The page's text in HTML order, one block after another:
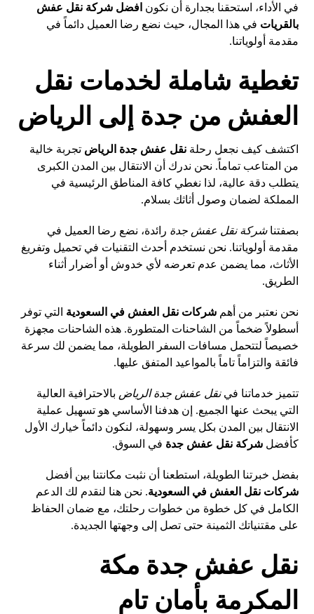
في الأداء، استحقنا بجدارة أن نكون افضل شركة نقل عفش
بالقريات في هذا المجال، حيث نضع رضا العميل دائماً في
مقدمة أولوياتنا.
تغطية شاملة لخدمات نقل
العفش من جدة إلى الرياض
اكتشف كيف نجعل رحلةنقل عفش جدة الرياض تجربة خالية
من المتاعب تماماً. نحن ندرك أن الانتقال بين المدن الكبرى
يتطلب دقة عالية، لذا نغطي كافة المناطق الرئيسية في
المملكة لضمان وصول أثاثك بسلام.
بصفتناشركة نقل عفش جدة رائدة، نضع رضا العميل في
مقدمة أولوياتنا. نحن نستخدم أحدث التقنيات في تحميل وتفريغ
الأثاث، مما يضمن عدم تعرضه لأي خدوش أو أضرار أثناء
الطريق.
نحن نعتبر من أهمشركات نقل العفش في السعودية التي توفر
أسطولاً ضخماً من الشاحنات المتطورة. هذه الشاحنات مجهزة
خصيصاً لتتحمل مسافات السفر الطويلة، مما يضمن لك سرعة
فائقة والتزاماً تاماً بالمواعيد المتفق عليها.
تتميز خدماتنا فينقل عفش جدة الرياض بالاحترافية العالية
التي يبحث عنها الجميع. إن هدفنا الأساسي هو تسهيل عملية
الانتقال بين المدن بكل يسر وسهولة، لنكون دائماً خيارك الأول
كأفضلشركة نقل عفش جدة في السوق.
بفضل خبرتنا الطويلة، استطعنا أن نثبت مكانتنا بين أفضل
شركات نقل العفش في السعودية. نحن هنا لنقدم لك الدعم
الكامل في كل خطوة من خطوات رحلتك، مع ضمان الحفاظ
على مقتنياتك الثمينة حتى تصل إلى وجهتها الجديدة.
نقل عفش جدة مكة
المكرمة بأمان تام